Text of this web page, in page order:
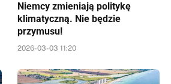
Niemcy zmieniają politykę
klimatyczną. Nie będzie
przymusu!
2026-03-03 11:20